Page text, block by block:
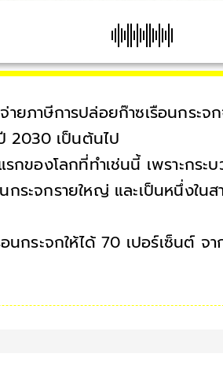
ยภาษีการปล่อยก๊าซเรือนกระจ
2030 เป็นต้นไป
กของโลกที่ทำเช่นนี้ เพราะกระ
ระจกรายใหญ่ และเป็นหนึ่งในส
นกระจกให้ได้ 70 เปอร์เซ็นต์ จ